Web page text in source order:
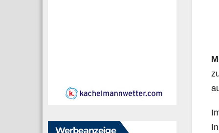
Werbeanzeige